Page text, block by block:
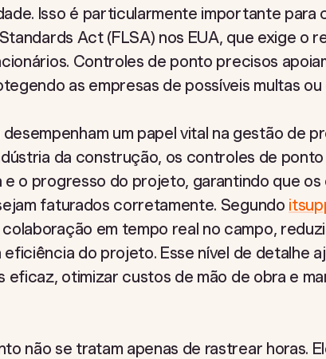
Isso é particularmente importante para
Act (FLSA) nos EUA, que exige o
Controles de ponto precisos
as empresas de possíveis multas ou
um papel vital na gestão de
da construção, os controles de ponto
o progresso do projeto, garantindo que
faturados corretamente. Segundo
em tempo real no campo,
do projeto. Esse nível de detalhe
eficaz, otimizar custos de mão de obra e
não se tratam apenas de rastrear horas.